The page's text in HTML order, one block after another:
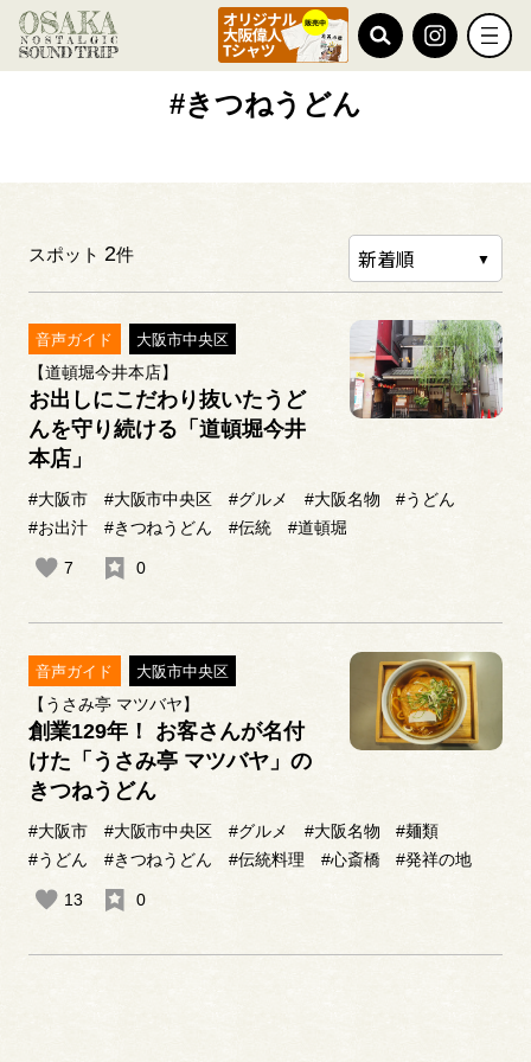
TOP #きつねうどん
#きつねうどん
スポット 2件
音声ガイド 大阪市中央区
【道頓堀今井本店】
お出しにこだわり抜いたうど
んを守り続ける「道頓堀今井
本店」
#大阪市 #大阪市中央区 #グルメ #大阪名物
#うどん
#お出汁
#きつねうどん #伝統 #道頓堀
7 0
音声ガイド 大阪市中央区
【うさみ亭 マツバヤ】
創業129年！ お客さんが名付
けた「うさみ亭 マツバヤ」の
きつねうどん
#大阪市 #大阪市中央区 #グルメ #大阪名物
#麺類
#うどん
#きつねうどん #伝統料理 #心斎橋 #発祥の地
13 0